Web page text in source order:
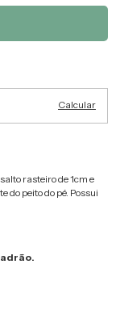
Calcular
rasteiro de 1cm e
do peito do pé. Possui